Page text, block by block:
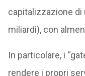
capitalizzazione di
miliardi), con
In particolare, i
rendere i propri